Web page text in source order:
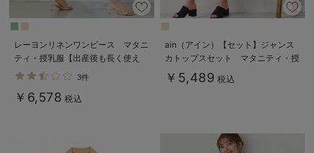
レーヨンリネンワンピース マタニ
ティ・授乳服【出産後も長く使え
る】
3件
￥6,578 税込
ain（アイン）【セット】ジャンス
カトップスセット マタニティ・授
乳服【出産後も長く使える】
￥5,489 税込